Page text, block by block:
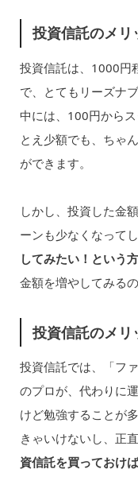
投資信託のメリ
投資信託は、1000円
で、とてもリーズナブ
中には、100円から
とえ少額でも、ちゃ
ができます。
しかし、投資した金
ーンも少なくなって
してみたい！という
金額を増やしてみる
投資信託のメ
投資信託では、「フ
のプロが、代わりに
けど勉強することが
きゃいけないし、正
資信託を買っておけ